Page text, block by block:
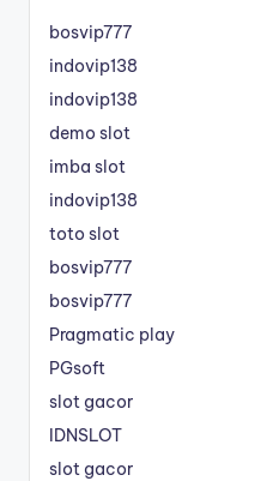
bosvip777
indovip138
indovip138
demo slot
imba slot
indovip138
toto slot
bosvip777
bosvip777
Pragmatic play
PGsoft
slot gacor
IDNSLOT
slot gacor